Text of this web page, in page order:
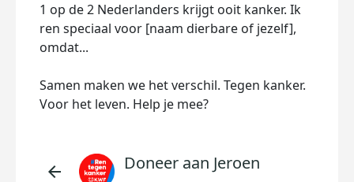
1 op de 2 Nederlanders krijgt ooit kanker. Ik
ren speciaal voor [naam dierbare of jezelf],
omdat...
Samen maken we het verschil. Tegen kanker.
Voor het leven. Help je mee?
arrow_back Doneer aan Jeroen